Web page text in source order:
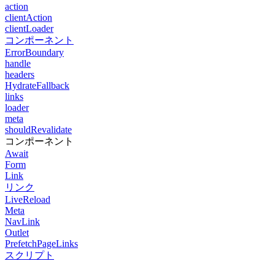
action
clientAction
clientLoader
コンポーネント
ErrorBoundary
handle
headers
HydrateFallback
links
loader
meta
shouldRevalidate
コンポーネント
Await
Form
Link
リンク
LiveReload
Meta
NavLink
Outlet
PrefetchPageLinks
スクリプト